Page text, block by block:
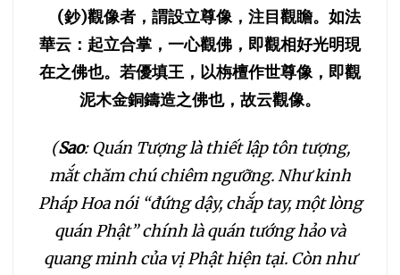
236 237 238
239 240 241
242 243 244
245 246 247
248 249 250
(鈔)觀像者，謂設立尊像，注目觀瞻。如法
華云：起立合掌，一心觀佛，即觀相好光明現
在之佛也。若優填王，以栴檀作世尊像，即觀
泥木金銅鑄造之佛也，故云觀像。
(Sao: Quán Tượng là thiết lập tôn tượng,
mắt chăm chú chiêm ngưỡng. Như kinh
Pháp Hoa nói “đứng dậy, chắp tay, một lòng
quán Phật” chính là quán tướng hảo và
quang minh của vị Phật hiện tại. Còn như